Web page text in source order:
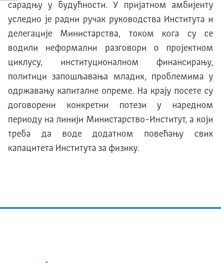
сарадњу у будућности. У пријатном амбијенту
уследио је радни ручак руководства Института и
делегације Министарства, током кога су се
водили неформални разговори о пројектном
циклусу, институционалном финансирању,
политици запошљавања младих, проблемима у
одржавању капиталне опреме. На крају посете су
договорени конкретни потези у наредном
периоду на линији Министарство-Институт, а који
треба да воде додатном повећању свих
капацитета Института за физику.